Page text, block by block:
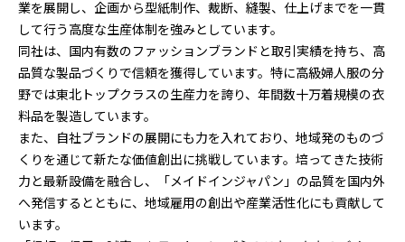
業を展開し、企画から型紙制作、裁断、縫製、仕上げまでを一貫
して行う高度な生産体制を強みとしています。
同社は、国内有数のファッションブランドと取引実績を持ち、高
品質な製品づくりで信頼を獲得しています。特に高級婦人服の分
野では東北トップクラスの生産力を誇り、年間数十万着規模の衣
料品を製造しています。
また、自社ブランドの展開にも力を入れており、地域発のものづ
くりを通じて新たな価値創出に挑戦しています。培ってきた技術
力と最新設備を融合し、「メイドインジャパン」の品質を国内外
へ発信するとともに、地域雇用の創出や産業活性化にも貢献して
います。